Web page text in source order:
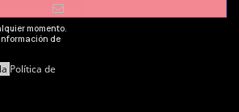
momento.
de
Política de